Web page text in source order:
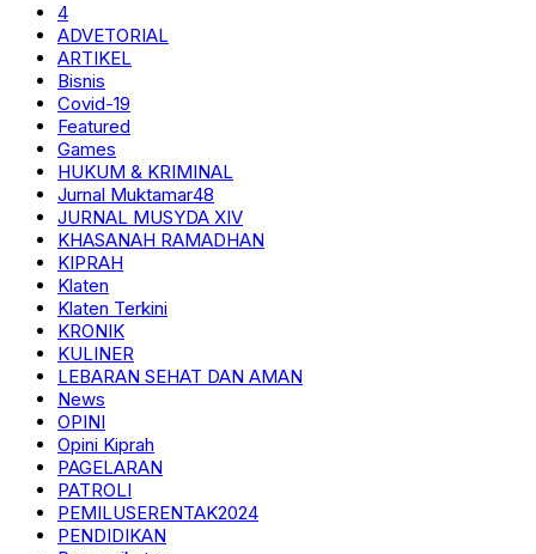
4
ADVETORIAL
ARTIKEL
Bisnis
Covid-19
Featured
Games
HUKUM & KRIMINAL
Jurnal Muktamar48
JURNAL MUSYDA XIV
KHASANAH RAMADHAN
KIPRAH
Klaten
Klaten Terkini
KRONIK
KULINER
LEBARAN SEHAT DAN AMAN
News
OPINI
Opini Kiprah
PAGELARAN
PATROLI
PEMILUSERENTAK2024
PENDIDIKAN